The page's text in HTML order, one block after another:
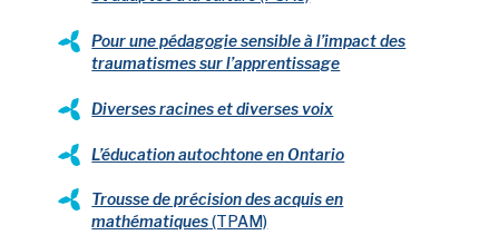
Pour une pédagogie sensible à l’impact des
traumatismes sur l’apprentissagenouvel onglet
Diverses racines et diverses voixnouvel onglet
L’éducation autochtone en Ontarionouvel onglet
Trousse de précision des acquis en
mathématiques(TPAM)nouvel onglet